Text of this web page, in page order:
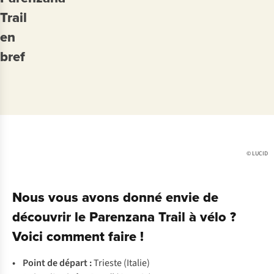
Trail
en
bref
à
vélo
et
des
spectaculaires
la
Slovénie
la
3 jours
en
© LUCID
Nous vous avons donné envie de
découvrir le Parenzana Trail à vélo ?
Voici comment faire !
• Pointdedépart:Trieste(Italie)